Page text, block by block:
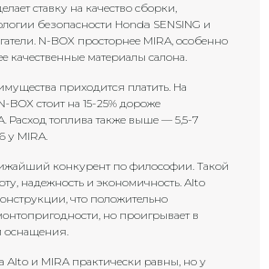
ставку на качество сборки,
безопасности Honda SENSING и
N-BOX просторнее MIRA, особенно
качественные материалы салона.
приходится платить. На
стоит на 15-25% дороже
Расход топлива также выше — 5,5-7
у MIRA.
конкурент по философии. Такой
надежность и экономичность. Alto
что положительно
но проигрывает в
оснащения.
Alto и MIRA практически равны, но у